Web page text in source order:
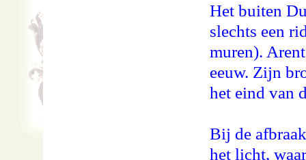
Het buiten
slechts een
muren).
eeuw. Zijn
het eind van
Bij de
het licht,